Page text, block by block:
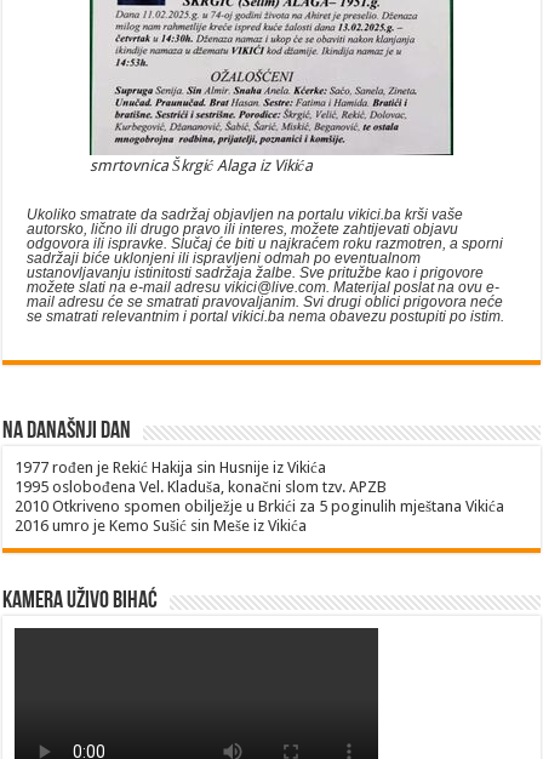
smrtovnica Škrgić Alaga iz Vikića
Ukoliko smatrate da sadržaj objavljenna portalu vikici.ba krši vaše
autorsko, lično ili drugo pravo ili interes, možete zahtijevati objavu
odgovora ili ispravke. Slučaj će biti u najkraćem roku razmotren, a sporni
sadržaji biće uklonjeni ili ispravljeni odmah po eventualnom
ustanovljavanju istinitosti sadržaja žalbe. Sve pritužbe kao i prigovore
možete slati na e-mail adresu vikici@live.com. Materijal poslat na ovu e-
mail adresu će se smatrati pravovaljanim. Svi drugi oblici prigovora neće
se smatrati relevantnim i portal vikici.ba nema obavezu postupiti po istim.
Na današnji dan
1977 rođen je Rekić Hakija sin Husnije iz Vikića
1995 oslobođena Vel. Kladuša, konačni slom tzv. APZB
2010 Otkriveno spomen obilježje u Brkići za 5 poginulih mještana Vikića
2016 umro je Kemo Sušić sin Meše iz Vikića
Kamera uživo Bihać